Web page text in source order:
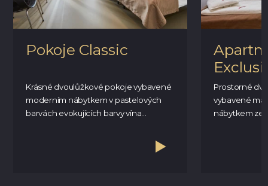
Pokoje Classic
Krásné dvoulůžkové pokoje vybavené
moderním nábytkem v pastelových
barvách evokujících barvy vína...
Prostorné
vybavené
nábytkem ze